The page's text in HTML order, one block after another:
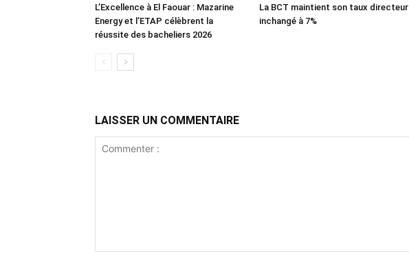
L’Excellence à El Faouar : Mazarine
Energy et l’ETAP célèbrent la
réussite des bacheliers 2026
La BCT maintient son taux directeur
inchangé à 7%
LAISSER UN COMMENTAIRE